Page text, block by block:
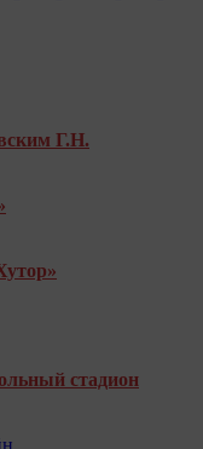
Г.Н.
стадион